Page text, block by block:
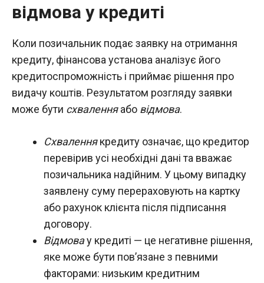
відмова у кредиті
Коли позичальник подає заявку на отримання
кредиту, фінансова установа аналізує його
кредитоспроможність і приймає рішення про
видачу коштів. Результатом розгляду заявки
може бути схваленняабо відмова.
Схваленнякредиту означає, що кредитор
перевірив усі необхідні дані та вважає
позичальника надійним. У цьому випадку
заявлену суму перераховують на картку
або рахунок клієнта після підписання
договору.
Відмовау кредиті — це негативне рішення,
яке може бути пов’язане з певними
факторами: низьким кредитним